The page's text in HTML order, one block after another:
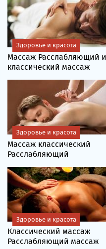
Массаж Расслабляющий и
классический массаж
Здоровье и красота
Массаж классический
Расслабляющий
Здоровье и красота
Классический массаж
Расслабляющий массаж
Здоровье и красота